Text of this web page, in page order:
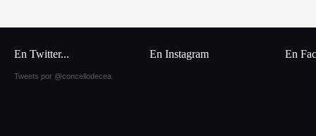
En Twitter...
Tweets por @concellodecea
En Instagram En